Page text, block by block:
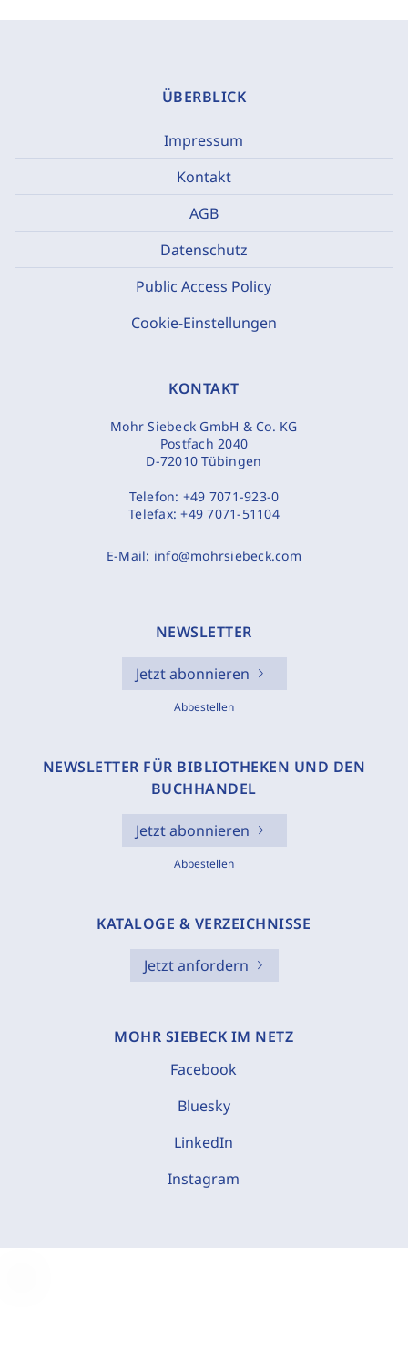
ÜBERBLICK
Impressum
Kontakt
AGB
Datenschutz
Public Access Policy
Cookie-Einstellungen
KONTAKT
Mohr Siebeck GmbH & Co. KG
Postfach 2040
D-72010 Tübingen
Telefon: +49 7071-923-0
Telefax:+49 7071-51104
E-Mail: info@mohrsiebeck.com
NEWSLETTER
Jetzt abonnieren
Abbestellen
NEWSLETTER FÜR BIBLIOTHEKEN UND DEN
BUCHHANDEL
Jetzt abonnieren
Abbestellen
KATALOGE & VERZEICHNISSE
Jetzt anfordern
MOHR SIEBECK IM NETZ
Facebook
Bluesky
LinkedIn
Instagram